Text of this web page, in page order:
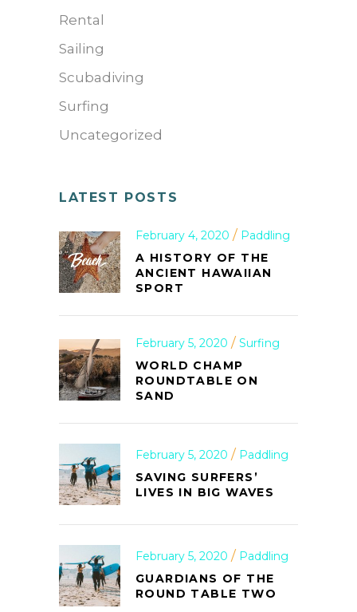
Rental
Sailing
Scubadiving
Surfing
Uncategorized
LATEST POSTS
February 4, 2020
Paddling
A HISTORY OF THE
ANCIENT HAWAIIAN
SPORT
February 5, 2020
Surfing
WORLD CHAMP
ROUNDTABLE ON
SAND
February 5, 2020
Paddling
SAVING SURFERS’
LIVES IN BIG WAVES
February 5, 2020
Paddling
GUARDIANS OF THE
ROUND TABLE TWO